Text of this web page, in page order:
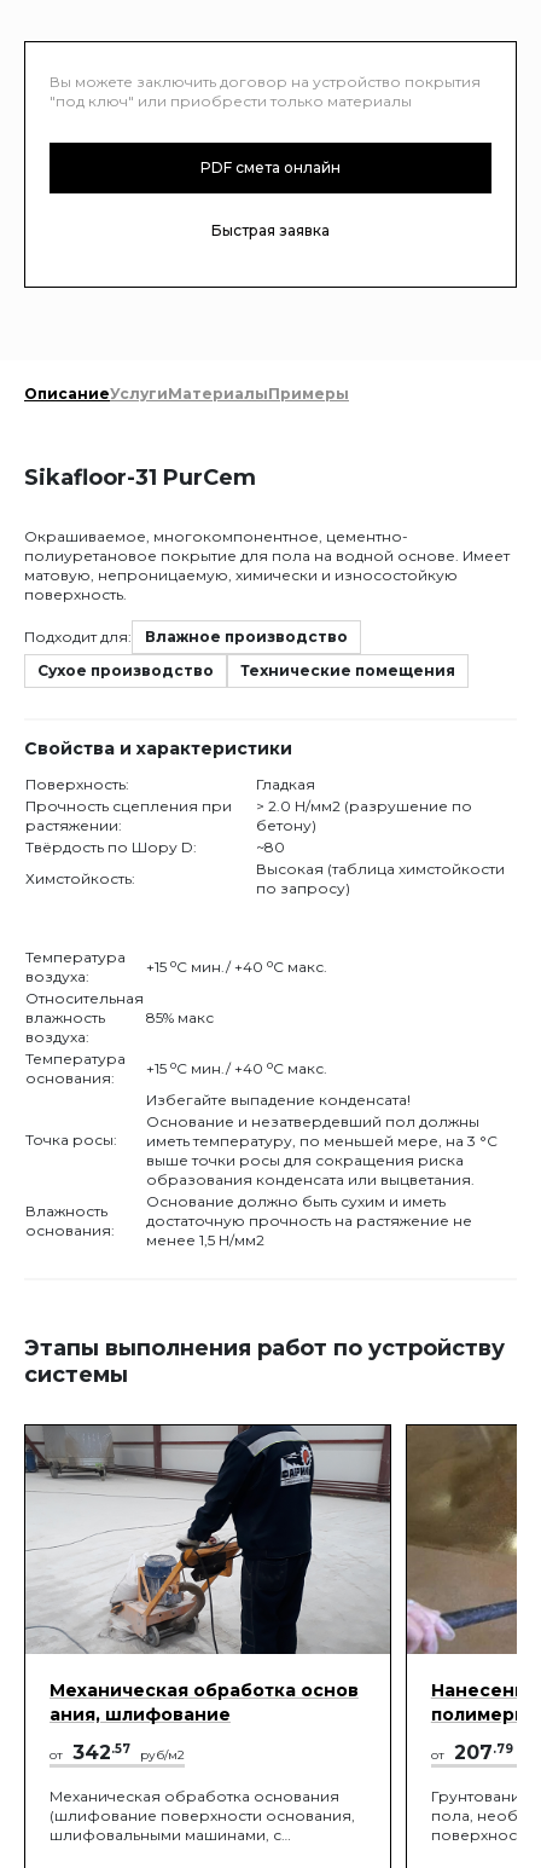
Вы можете заключить договор на устройство покрытия
"под ключ" или приобрести только материалы
PDF смета онлайн
Быстрая заявка
ОписаниеУслугиМатериалыПримеры
Sikafloor-31 PurCem
Окрашиваемое, многокомпонентное, цементно-
полиуретановое покрытие для пола на водной основе. Имеет
матовую, непроницаемую, химически и износостойкую
поверхность.
Подходит для:
Влажное производство
Сухое производство
Технические помещения
Свойства и характеристики
Поверхность:
Гладкая
Прочность сцепления при
растяжении:
> 2.0 Н/мм2 (разрушение по
бетону)
Твёрдость по Шору D:
~80
Химстойкость:
Высокая (таблица химстойкости
по запросу)
Температура
воздуха:
+15 oС мин./ +40 oС макс.
Относительная
влажность
воздуха:
85% макс
Температура
основания:
+15 oС мин./ +40 oС макс.
Точка росы:
Избегайте выпадение конденсата!
Основание и незатвердевший пол должны
иметь температуру, по меньшей мере, на 3 °C
выше точки росы для сокращения риска
образования конденсата или выцветания.
Влажность
основания:
Основание должно быть сухим и иметь
достаточную прочность на растяжение не
менее 1,5 Н/мм2
Этапы выполнения работ по устройству
системы
Механическая обработка основ
ания, шлифование
от 342.57 руб/м2
Механическая обработка основания
(шлифование поверхности основания,
шлифовальными машинами, с
Нанесение
от 207.79
Грунтование
пола,
поверхности,